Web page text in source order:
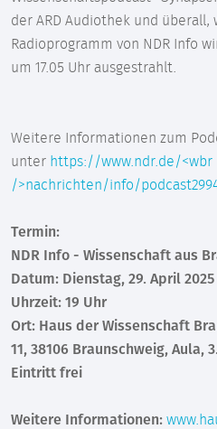
der ARD Audiothek und überall,
Radioprogramm von NDR Info
um 17.05 Uhr ausgestrahlt.
Weitere Informationen zum
unter https://www.ndr.de/<wbr
/>nachrichten/info/
Termin:
NDR Info - Wissenschaft aus
Datum: Dienstag, 29. April 2025
Uhrzeit: 19 Uhr
Ort: Haus der Wissenschaft
11, 38106 Braunschweig, Aula,
Eintritt frei
Weitere Informationen: